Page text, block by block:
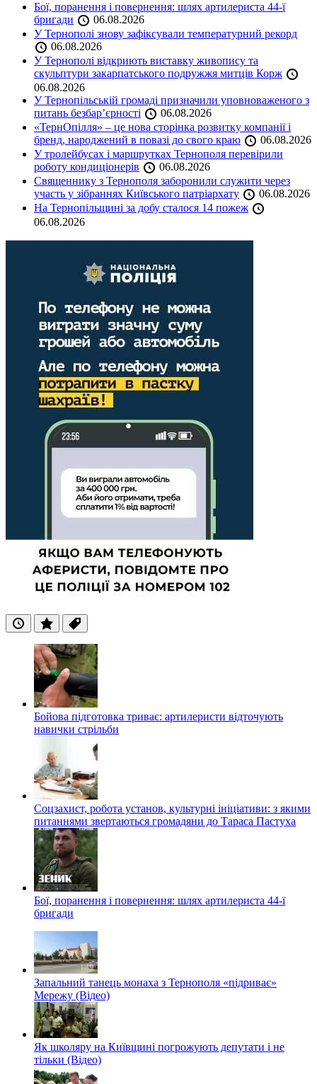
Бої, поранення і повернення: шлях артилериста 44-ї
бригади
06.08.2026
У Тернополі знову зафіксували температурний рекорд
06.08.2026
У Тернополі відкриють виставку живопису та
скульптури закарпатського подружжя митців Корж
06.08.2026
У Тернопільській громаді призначили уповноваженого з
питань безбар’єрності
06.08.2026
«ТернОпілля» – це нова сторінка розвитку компанії і
бренд, народжений в повазі до свого краю
06.08.2026
У тролейбусах і маршрутках Тернополя перевірили
роботу кондиціонерів
06.08.2026
Священнику з Тернополя заборонили служити через
участь у зібраннях Київського патріархату
06.08.2026
На Тернопільщині за добу сталося 14 пожеж
06.08.2026
ОстанніПопулярні
Теги
Бойова підготовка триває: артилеристи відточують
навички стрільби
Соцзахист, робота установ, культурні ініціативи: з якими
питаннями звертаються громадяни до Тараса Пастуха
Бої, поранення і повернення: шлях артилериста 44-ї
бригади
Запальний танець монаха з Тернополя «підриває»
Мережу (Відео)
Як школяру на Київщині погрожують депутати і не
тільки (Відео)